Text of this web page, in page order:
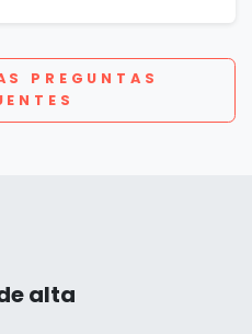
PREGUNTAS
alta